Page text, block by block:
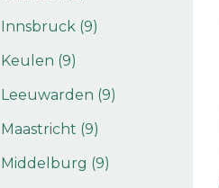
Innsbruck (9)
Keulen (9)
Leeuwarden (9)
Maastricht (9)
Middelburg (9)